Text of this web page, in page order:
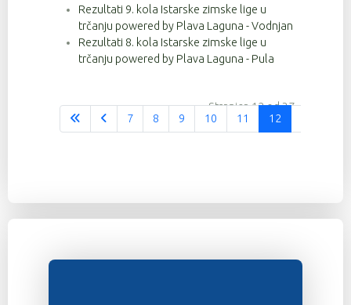
Rezultati 9. kola Istarske zimske lige u
trčanju powered by Plava Laguna - Vodnjan
Rezultati 8. kola Istarske zimske lige u
trčanju powered by Plava Laguna - Pula
Stranica 12 od 37
7
8 9 10 11 12